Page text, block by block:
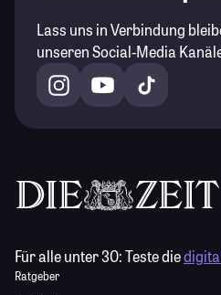
Lass uns in Verbindung
unseren Social-Media
Für alle unter 30:Teste die
Ratgeber